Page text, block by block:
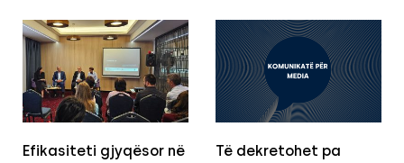
Efikasiteti gjyqësor në
Të dekretohet pa